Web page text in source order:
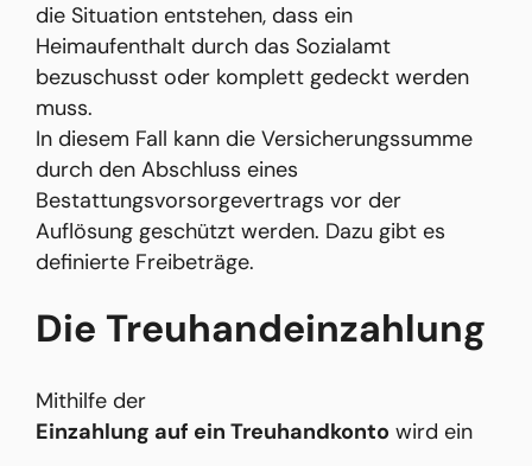
die Situation entstehen, dass ein
Heimaufenthalt durch das Sozialamt
bezuschusst oder komplett gedeckt werden
muss.
In diesem Fall kann die Versicherungssumme
durch den Abschluss eines
Bestattungsvorsorgevertrags vor der
Auflösung geschützt werden. Dazu gibt es
definierte Freibeträge.
Die Treuhandeinzahlung
Mithilfe der
Einzahlung auf ein Treuhandkonto wird ein